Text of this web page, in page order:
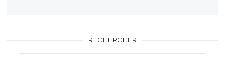
RECHERCHER
Rechercher :